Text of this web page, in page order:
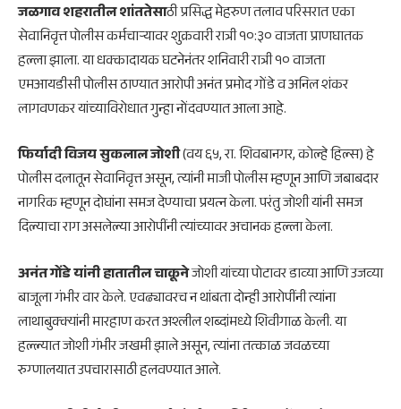
जळगाव शहरातील शांततेसाठी प्रसिद्ध मेहरुण तलाव परिसरात एका
सेवानिवृत्त पोलीस कर्मचाऱ्यावर शुक्रवारी रात्री १०:३० वाजता प्राणघातक
हल्ला झाला. या धक्कादायक घटनेनंतर शनिवारी रात्री १० वाजता
एमआयडीसी पोलीस ठाण्यात आरोपी अनंत प्रमोद गोंडे व अनिल शंकर
लागवणकर यांच्याविरोधात गुन्हा नोंदवण्यात आला आहे.
फिर्यादी विजय सुकलाल जोशी(वय ६५, रा. शिवबानगर, कोल्हे हिल्स) हे
पोलीस दलातून सेवानिवृत्त असून, त्यांनी माजी पोलीस म्हणून आणि जबाबदार
नागरिक म्हणून दोघांना समज देण्याचा प्रयत्न केला. परंतु जोशी यांनी समज
दिल्याचा राग असलेल्या आरोपींनी त्यांच्यावर अचानक हल्ला केला.
अनंत गोंडे यांनी हातातील चाकूनेजोशी यांच्या पोटावर डाव्या आणि उजव्या
बाजूला गंभीर वार केले. एवढ्यावरच न थांबता दोन्ही आरोपींनी त्यांना
लाथाबुक्क्यांनी मारहाण करत अश्लील शब्दांमध्ये शिवीगाळ केली. या
हल्ल्यात जोशी गंभीर जखमी झाले असून, त्यांना तत्काळ जवळच्या
रुग्णालयात उपचारासाठी हलवण्यात आले.